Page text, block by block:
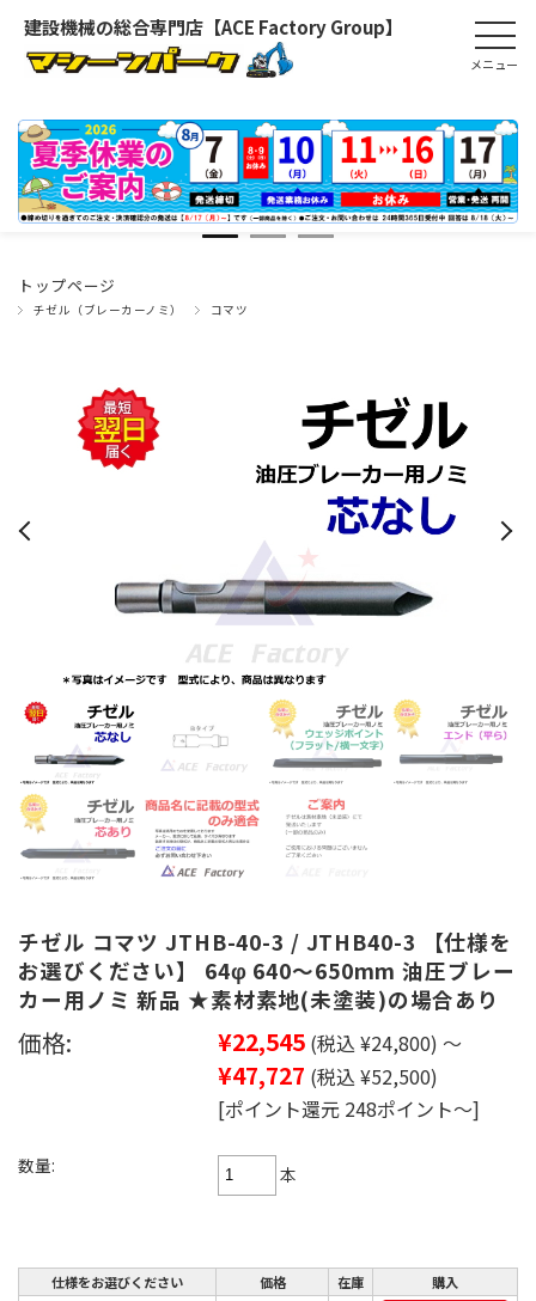
建設機械の総合専門店【ACE Factory Group】
トップページ
チゼル（ブレーカーノミ） コマツ
チゼル コマツ JTHB-40-3 / JTHB40-3 【仕様を
お選びください】 64φ 640～650mm 油圧ブレー
カー用ノミ 新品 ★素材素地(未塗装)の場合あり
価格: ¥22,545 (税込 ¥24,800) ～
¥47,727 (税込 ¥52,500)
[ポイント還元 248ポイント～]
数量: 本
仕様をお選びください 価格 在庫 購入